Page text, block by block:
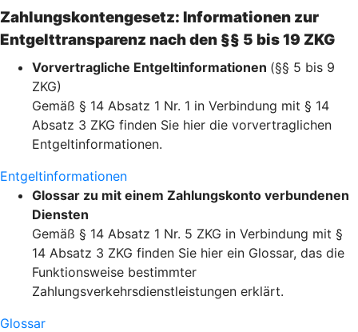
Zahlungskontengesetz: Informationen zur
Entgelttransparenz nach den §§ 5 bis 19 ZKG
Vorvertragliche Entgeltinformationen (§§ 5 bis 9
ZKG)
Gemäß § 14 Absatz 1 Nr. 1 in Verbindung mit § 14
Absatz 3 ZKG finden Sie hier die vorvertraglichen
Entgeltinformationen.
Entgeltinformationen
Glossar zu mit einem Zahlungskonto verbundenen
Diensten
Gemäß § 14 Absatz 1 Nr. 5 ZKG in Verbindung mit §
14 Absatz 3 ZKG finden Sie hier ein Glossar, das die
Funktionsweise bestimmter
Zahlungsverkehrsdienstleistungen erklärt.
Glossar